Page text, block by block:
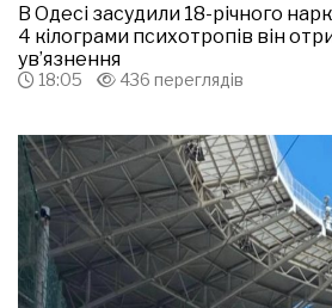
В Одесі засудили 18-річного
4 кілограми психотропів він
ув’язнення
18:05 436 переглядів